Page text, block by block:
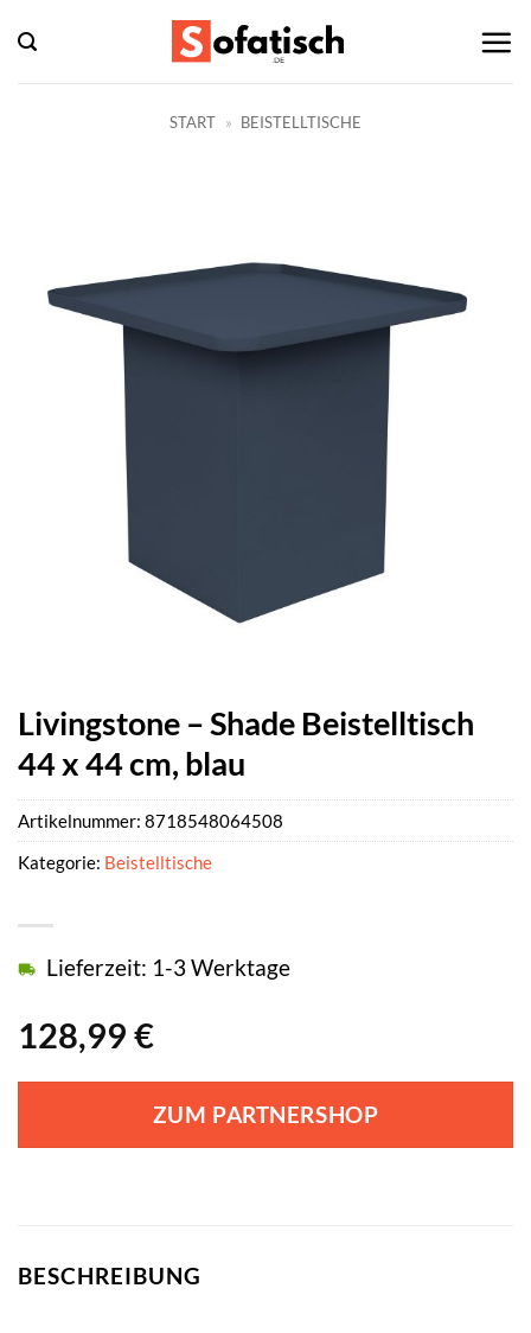
Inhalt
springen
START » BEISTELLTISCHE
Livingstone – Shade Beistelltisch
44 x 44 cm, blau
128,99 €
Lieferzeit: 1-3 Werktage
ZUM PARTNERSHOP
Artikelnummer: 8718548064508
Kategorie: Beistelltische
BESCHREIBUNG